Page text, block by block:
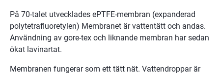
På 70-talet utvecklades ePTFE-membran (expanderad
polytetrafluoretylen) Membranet är vattentätt och andas.
Användning av gore-tex och liknande membran har sedan
ökat lavinartat.
Membranen fungerar som ett tätt nät. Vattendroppar är